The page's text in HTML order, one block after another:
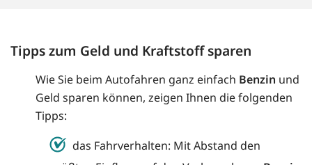
Tipps zum Geld und Kraftstoff sparen
Wie Sie beim Autofahren ganz einfach Benzin und
Geld sparen können, zeigen Ihnen die folgenden
Tipps:
das Fahrverhalten: Mit Abstand den